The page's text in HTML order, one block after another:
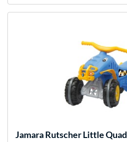
JamaraRutscher Little Quad